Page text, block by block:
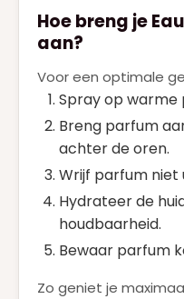
Hoe breng je
aan?
Voor een optimale
Spray op warme
Breng parfum
achter de oren.
Wrijf parfum niet
Hydrateer de
houdbaarheid.
Bewaar parfum
Zo geniet je